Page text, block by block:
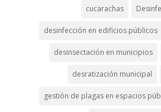
cucarachas
desinfección en edificios públicos
desinsectación en municipios
desratización municipal
gestión de plagas en espacios